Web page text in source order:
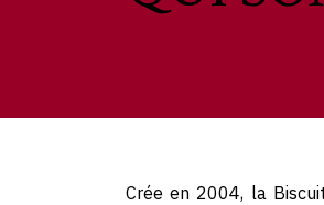
Crée en 2004, la